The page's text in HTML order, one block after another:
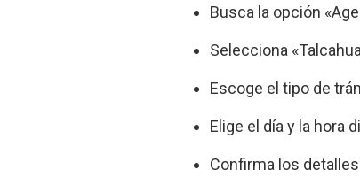
Busca la opción
Selecciona
Escoge el tipo de
Elige el día y la hora
Confirma los